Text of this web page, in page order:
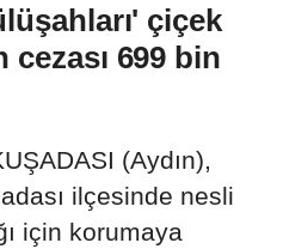
çiçek
cezası 699 bin
(Aydın),
ilçesinde nesli
için korumaya